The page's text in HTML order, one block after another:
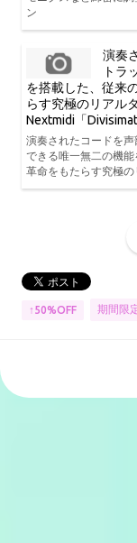
ン
演奏
トラ
を搭載した、従来
らす究極のリアル
Nextmidi「
演奏されたコードを
できる唯一無二の機
革命をもたらす究極の
↑50%OFF 期間限